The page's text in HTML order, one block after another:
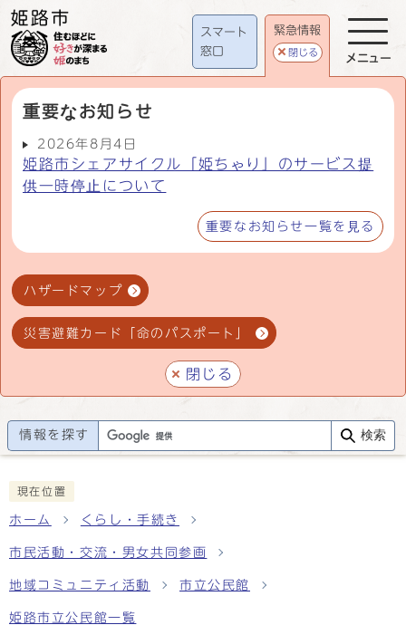
スマート
窓口
緊急情報
閉じる
重要なお知らせ
2026年8月4日
姫路市シェアサイクル「姫ちゃり」のサービス提
供一時停止について
重要なお知らせ一覧を見る
ハザードマップ
災害避難カード「命のパスポート」
閉じる
メニュー
情報を探す 検索
現在位置
ホーム くらし・手続き
市民活動・交流・男女共同参画
地域コミュニティ活動 市立公民館
姫路市立公民館一覧